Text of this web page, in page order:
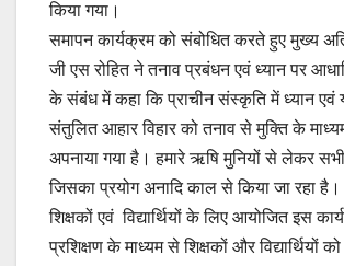
किया गया।
समापन कार्यक्रम को संबोधित करते हुए मुख्य
जी एस रोहित ने तनाव प्रबंधन एवं ध्यान पर
के संबंध में कहा कि प्राचीन संस्कृति में ध्यान एवं
संतुलित आहार विहार को तनाव से मुक्ति के
अपनाया गया है। हमारे ऋषि मुनियों से लेकर
जिसका प्रयोग अनादि काल से किया जा रहा है।
शिक्षकों एवं विद्यार्थियों के लिए आयोजित इस
प्रशिक्षण के माध्यम से शिक्षकों और विद्यार्थियों